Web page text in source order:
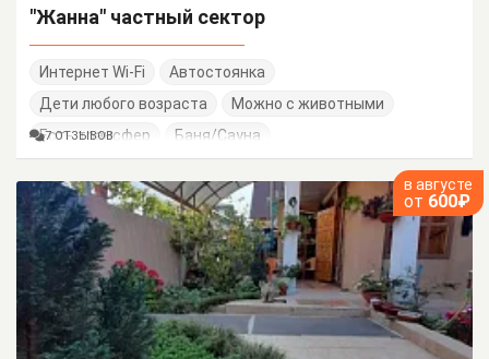
"Жанна" частный сектор
Интернет Wi-Fi
Автостоянка
Дети любого возраста
Можно с животными
Есть трансфер
Баня/Сауна
7 ОТЗЫВОВ
в августе
от 600₽